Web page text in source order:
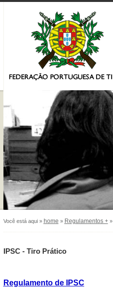
Você está aqui » home » Regulamentos +»
IPSC - Tiro Prático
Regulamento de IPSC